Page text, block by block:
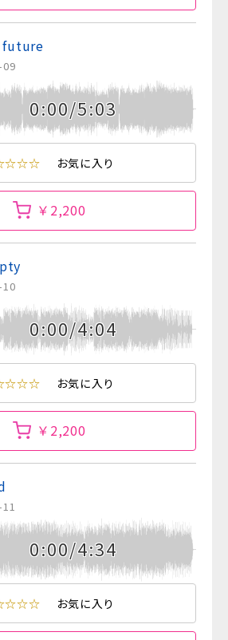
future
09
0:00/5:03
お気に入り
￥2,200
10
0:00/4:04
お気に入り
￥2,200
0:00/4:34
お気に入り